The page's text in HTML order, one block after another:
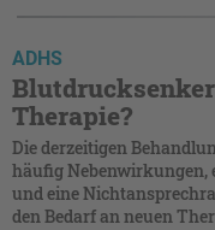
ADHS
Therapie?
Die derzeitigen
häufig Nebenwirkungen,
und eine
den Bedarf an neuen